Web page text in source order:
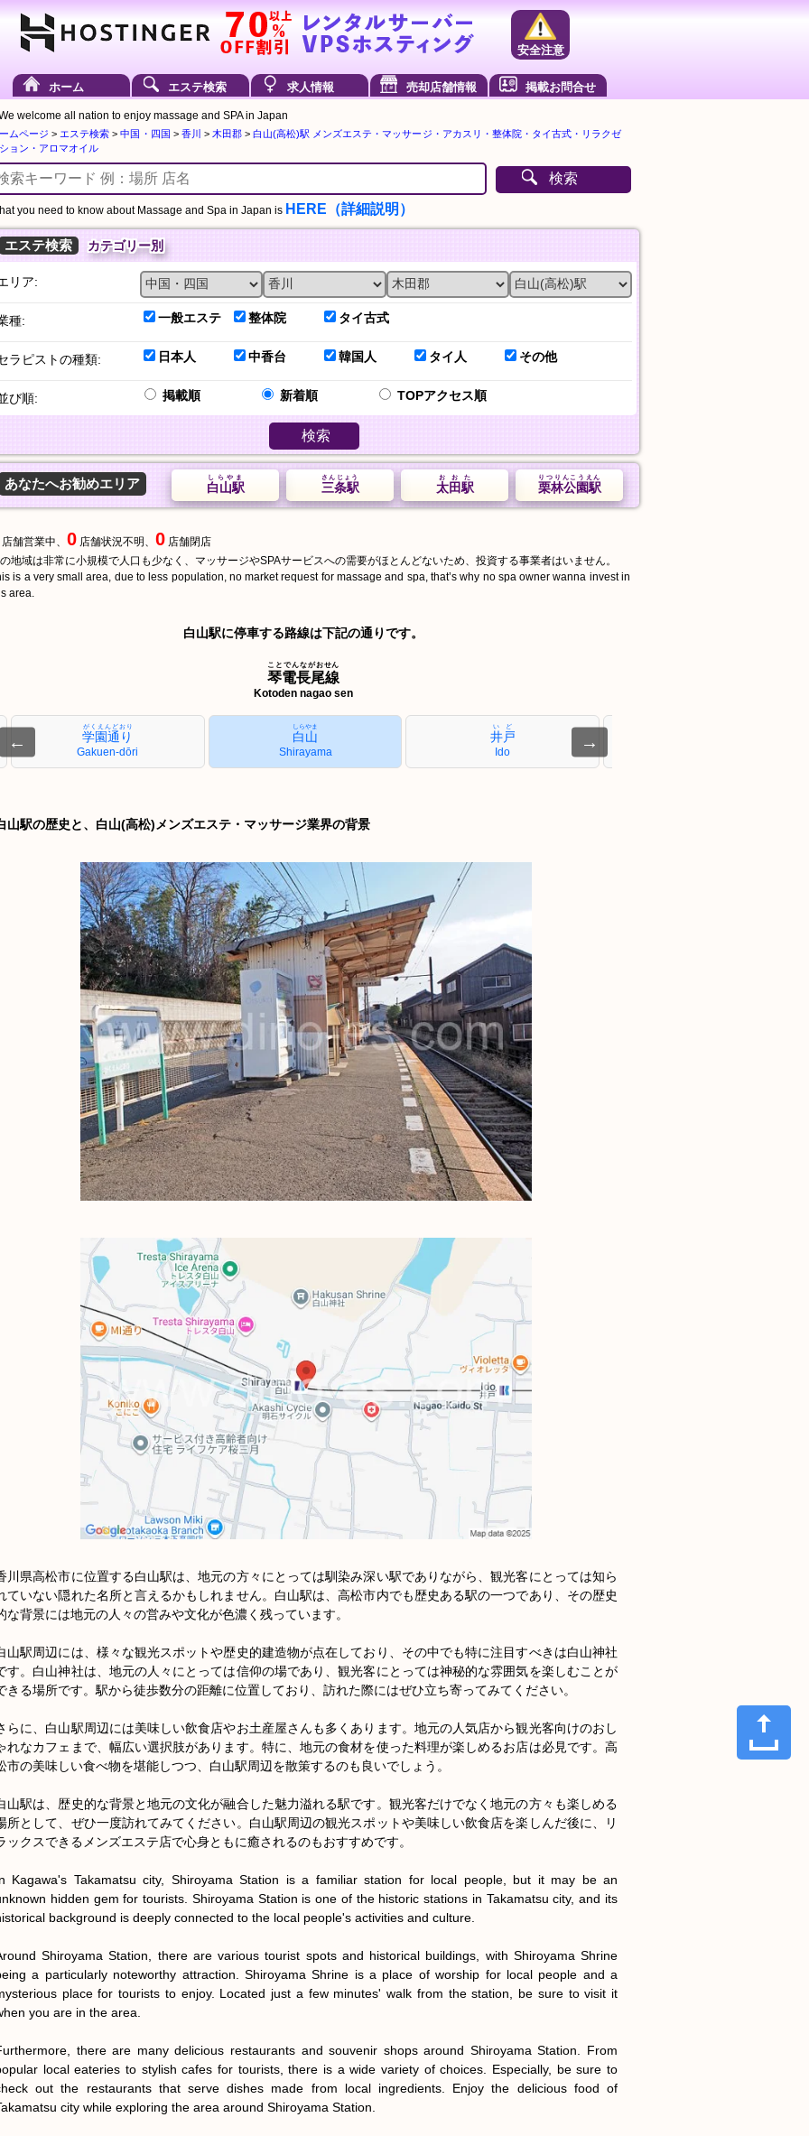
安全注意
ホーム エステ検索 求人情報 売却店舗情報 掲載お問合せ
welcome all nation to enjoy massage and SPA in Japan
ムページ > エステ検索 >中国・四国 > 香川 > 木田郡> 白山(高松)駅 メンズエステ・マッサージ・アカスリ・整体院・タイ古式・リラクゼ
ョン・アロマオイル
検索
you need to know about Massage and Spa in Japan is HERE（詳細説明）
エステ検索 カテゴリー別
リア:
種: 一般エステ 整体院 タイ古式
ラピストの種類: 日本人 中香台 韓国人 タイ人 その他
び順: 掲載順 新着順 TOPアクセス順
検索
あなたへお勧めエリア 栗林公園駅
りつりんこうえん
太田駅
おおた
三条駅
さんじょう
白山駅
しらやま
店舗営業中、 0 店舗状況不明、 0 店舗閉店
地域は非常に小規模で人口も少なく、マッサージやSPAサービスへの需要がほとんどないため、投資する事業者はいません。
is a very small area, due to less population, no market request for massage and spa, that’s why no spa owner wanna invest in
area.
白山駅に停車する路線は下記の通りです。
琴電長尾線
ことでんながおせん
Kotoden nagao sen
← 学園通り
がくえんどおり
Gakuen-dōri
白山
しらやま
Shirayama
井戸
いど
Ido
→
山駅の歴史と、白山(高松)メンズエステ・マッサージ業界の背景
川県高松市に位置する白山駅は、地元の方々にとっては馴染み深い駅でありながら、観光客にとっては知ら
ていない隠れた名所と言えるかもしれません。白山駅は、高松市内でも歴史ある駅の一つであり、その歴史
な背景には地元の人々の営みや文化が色濃く残っています。
山駅周辺には、様々な観光スポットや歴史的建造物が点在しており、その中でも特に注目すべきは白山神社
す。白山神社は、地元の人々にとっては信仰の場であり、観光客にとっては神秘的な雰囲気を楽しむことが
きる場所です。駅から徒歩数分の距離に位置しており、訪れた際にはぜひ立ち寄ってみてください。
らに、白山駅周辺には美味しい飲食店やお土産屋さんも多くあります。地元の人気店から観光客向けのおし
れなカフェまで、幅広い選択肢があります。特に、地元の食材を使った料理が楽しめるお店は必見です。高
市の美味しい食べ物を堪能しつつ、白山駅周辺を散策するのも良いでしょう。
山駅は、歴史的な背景と地元の文化が融合した魅力溢れる駅です。観光客だけでなく地元の方々も楽しめる
所として、ぜひ一度訪れてみてください。白山駅周辺の観光スポットや美味しい飲食店を楽しんだ後に、リ
ックスできるメンズエステ店で心身ともに癒されるのもおすすめです。
Kagawa's Takamatsu city, Shiroyama Station is a familiar station for local people, but it may be an
hidden gem for tourists. Shiroyama Station is one of the historic stations in Takamatsu city, and its
background is deeply connected to the local people's activities and culture.
Shiroyama Station, there are various tourist spots and historical buildings, with Shiroyama Shrine
a particularly noteworthy attraction. Shiroyama Shrine is a place of worship for local people and a
place for tourists to enjoy. Located just a few minutes' walk from the station, be sure to visit it
you are in the area.
there are many delicious restaurants and souvenir shops around Shiroyama Station. From
local eateries to stylish cafes for tourists, there is a wide variety of choices. Especially, be sure to
out the restaurants that serve dishes made from local ingredients. Enjoy the delicious food of
city while exploring the area around Shiroyama Station.